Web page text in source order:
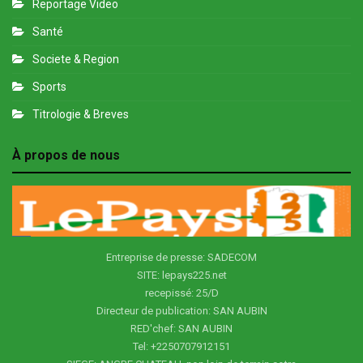
Reportage Video
Santé
Societe & Region
Sports
Titrologie & Breves
À propos de nous
Entreprise de presse: SADECOM
SITE: lepays225.net
recepissé: 25/D
Directeur de publication: SAN AUBIN
RED'chef: SAN AUBIN
Tel: +2250707912151